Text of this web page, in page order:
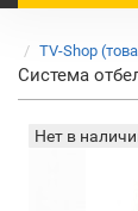
TV-Shop
Система
Нет в